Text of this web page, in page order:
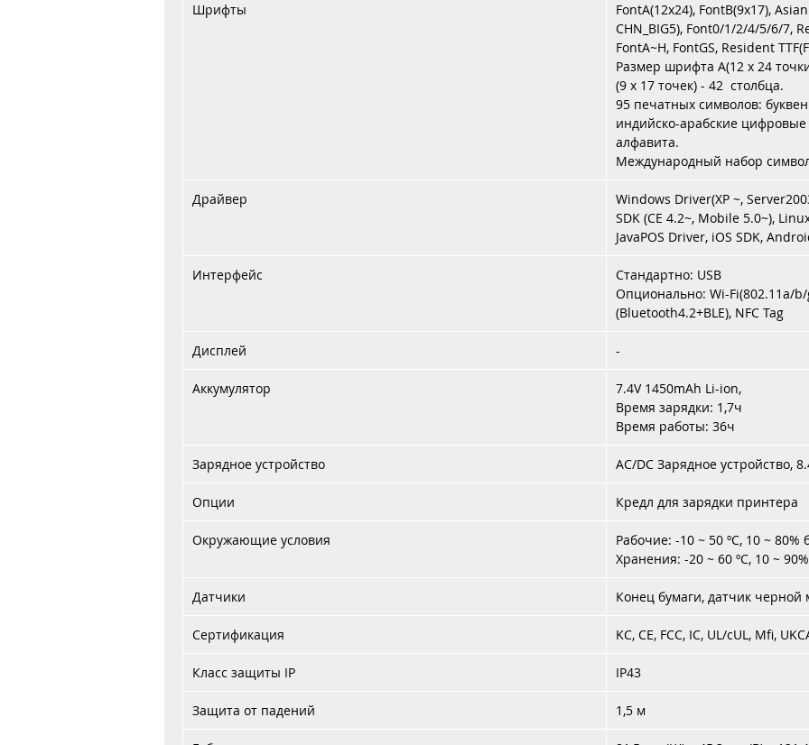
Шрифты
FontA(12x24), FontB(9x17),
CHN_BIG5), Font0/1/2/4/5/6/7,
FontA~H, FontGS, Resident
Размер шрифта A(12 x 24
(9 x 17 точек) - 42 столбца.
95 печатных символов:
индийско-арабские
алфавита.
Международный набор
Драйвер
Windows Driver(XP ~,
SDK (CE 4.2~, Mobile 5.0~),
JavaPOS Driver, iOS SDK,
Интерфейс
Стандартно: USB
Опционально: Wi-Fi(802.11a/
(Bluetooth4.2+BLE), NFC Tag
Дисплей -
Аккумулятор
7.4V 1450mAh Li-ion,
Время зарядки: 1,7ч
Время работы: 36ч
Зарядное устройство AC/DC Зарядное устройство,
Опции Кредл для зарядки принтера
Окружающие условия
Рабочие: -10 ~ 50 ºC, 10 ~ 80%
Хранения: -20 ~ 60 ºC, 10 ~
Датчики Конец бумаги, датчик черной
Сертификация KC, CE, FCC, IC, UL/cUL, Mfi,
Класс защиты IP IP43
Защита от падений 1,5 м